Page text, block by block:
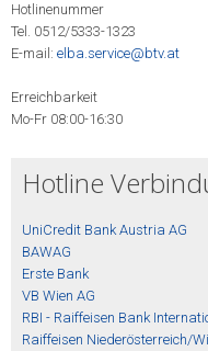
Hotlinenummer
Tel. 0512/5333-1323
E-mail: elba.service@btv.at
Erreichbarkeit
Mo-Fr 08:00-16:30
Hotline
UniCredit Bank Austria AG
BAWAG
Erste Bank
VB Wien AG
RBI - Raiffeisen Bank
Raiffeisen Niederösterreich/